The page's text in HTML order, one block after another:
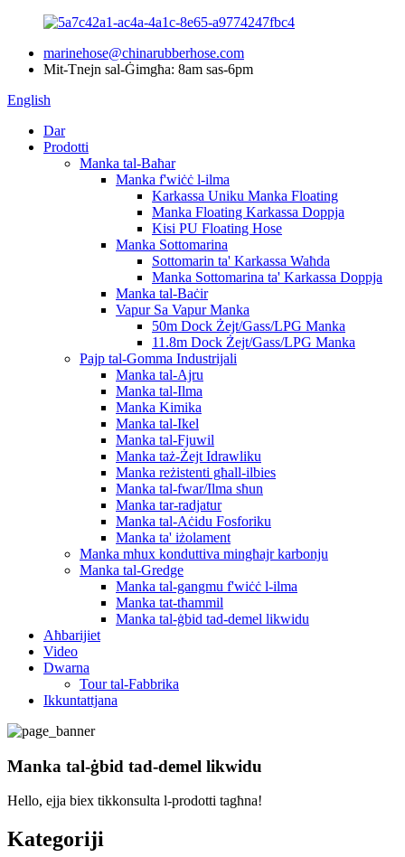
marinehose@chinarubberhose.com
Mit-Tnejn sal-Ġimgħa: 8am sas-6pm
English
Dar
Prodotti
Manka tal-Baħar
Manka f'wiċċ l-ilma
Karkassa Uniku Manka Floating
Manka Floating Karkassa Doppja
Kisi PU Floating Hose
Manka Sottomarina
Sottomarin ta' Karkassa Waħda
Manka Sottomarina ta' Karkassa Doppja
Manka tal-Baċir
Vapur Sa Vapur Manka
50m Dock Żejt/Gass/LPG Manka
11.8m Dock Żejt/Gass/LPG Manka
Pajp tal-Gomma Industrijali
Manka tal-Ajru
Manka tal-Ilma
Manka Kimika
Manka tal-Ikel
Manka tal-Fjuwil
Manka taż-Żejt Idrawliku
Manka reżistenti għall-ilbies
Manka tal-fwar/Ilma sħun
Manka tar-radjatur
Manka tal-Aċidu Fosforiku
Manka ta' iżolament
Manka mhux konduttiva mingħajr karbonju
Manka tal-Gredge
Manka tal-gangmu f'wiċċ l-ilma
Manka tat-tħammil
Manka tal-ġbid tad-demel likwidu
Aħbarijiet
Video
Dwarna
Tour tal-Fabbrika
Ikkuntattjana
Manka tal-ġbid tad-demel likwidu
Hello, ejja biex tikkonsulta l-prodotti tagħna!
Kategoriji